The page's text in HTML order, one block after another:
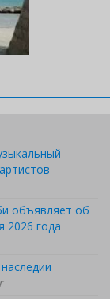
объявляет об
2026 года